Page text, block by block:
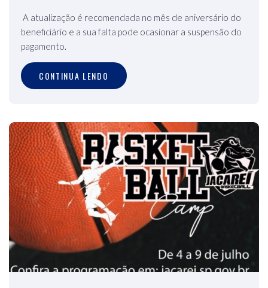
A atualização é recomendada no mês de aniversário do
beneficiário e a sua falta pode ocasionar a suspensão do
pagamento.
CONTINUA LENDO